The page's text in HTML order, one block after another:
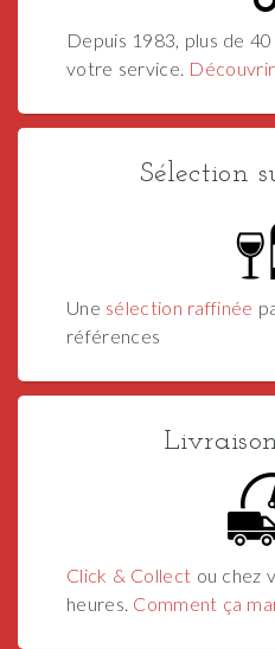
Depuis 1983, plus de
votre service. Découvrir
Sélection
Une sélection raffinée
références
Click & Collect ou chez
heures. Comment ça